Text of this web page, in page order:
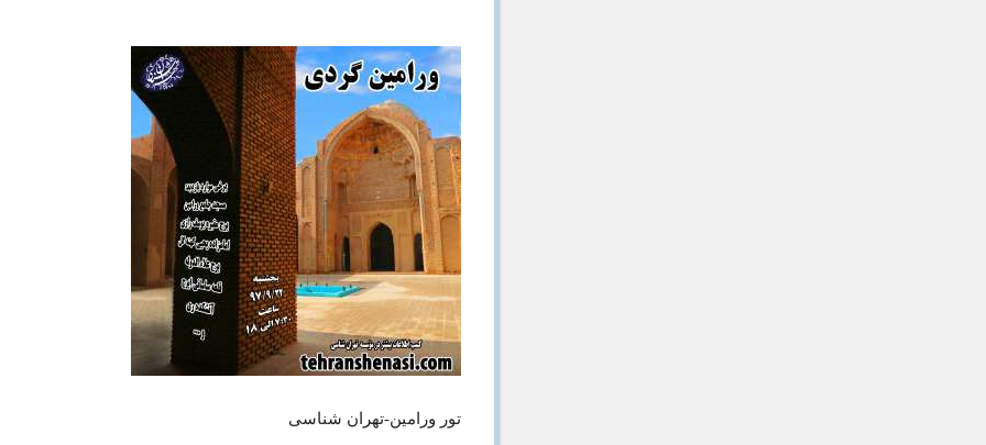
تور ورامین-تهران شناسی